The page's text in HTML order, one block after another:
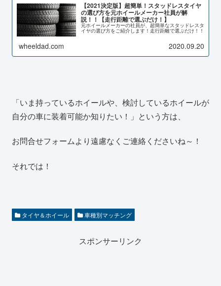
【2021決定版】超簡単！スタッドレスタイヤ
の選び方を元ホイールメーカー社員が解
説！！【走行距離で選ぶだけ！】
元ホイールメーカーの社員が、超簡単なスタッドレスタ
イヤの選び方をご紹介します！走行距離で選ぶだけ！！
wheeldad.com 2020.09.20
「いま持っているホイールや、検討しているホイールが
自分の車に装着可能か知りたい！」という方は、
お問合せフォームより遠慮なくご連絡くださいね～！
それでは！
タイヤ＆ホイール 車種別マッチング
スポンサーリンク